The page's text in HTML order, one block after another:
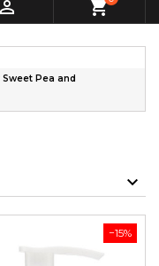
 shopping_cart
Pea and
−15%